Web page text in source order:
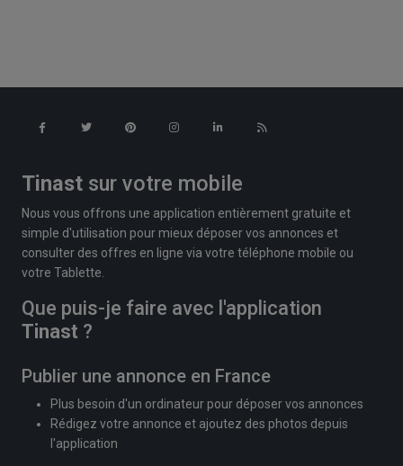
Tinast sur votre mobile
Nous vous offrons une application entièrement gratuite et
simple d'utilisation pour mieux déposer vos annonces et
consulter des offres en ligne via votre téléphone mobile ou
votre Tablette.
Que puis-je faire avec l'application
Tinast ?
Publier une annonce en France
Plus besoin d'un ordinateur pour déposer vos annonces
Rédigez votre annonce et ajoutez des photos depuis
l'application